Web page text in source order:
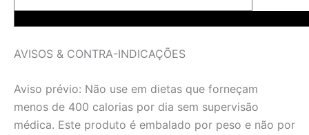
AVISOS & CONTRA-INDICAÇÕES
Aviso prévio: Não use em dietas que forneçam
menos de 400 calorias por dia sem supervisão
médica. Este produto é embalado por peso e não por